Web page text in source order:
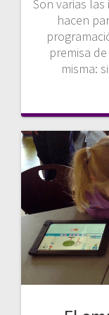
Son varias
hacen
premisa
misma: